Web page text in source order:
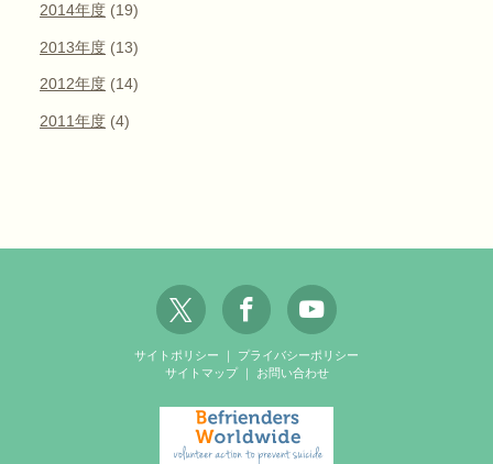
2014年度 (19)
2013年度 (13)
2012年度 (14)
2011年度 (4)
サイトポリシー
プライバシーポリシー
サイトマップ｜ お問い合わせ